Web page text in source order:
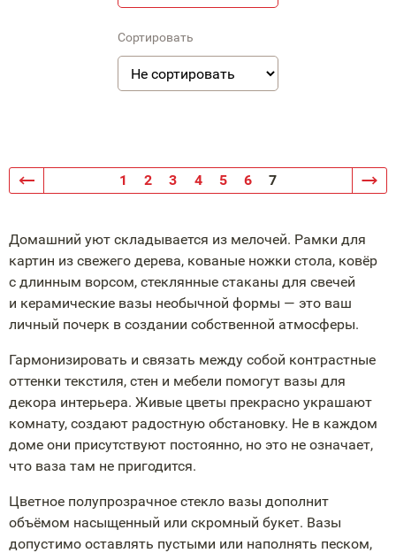
1 2 3 4 5 6 7
Домашний уют складывается из мелочей. Рамки для
картин из свежего дерева, кованые ножки стола, ковёр
с длинным ворсом, стеклянные стаканы для свечей
и керамические вазы необычной формы — это ваш
личный почерк в создании собственной атмосферы.
Гармонизировать и связать между собой контрастные
оттенки текстиля, стен и мебели помогут вазы для
декора интерьера. Живые цветы прекрасно украшают
комнату, создают радостную обстановку. Не в каждом
доме они присутствуют постоянно, но это не означает,
что ваза там не пригодится.
Цветное полупрозрачное стекло вазы дополнит
объёмом насыщенный или скромный букет. Вазы
допустимо оставлять пустыми или наполнять песком,
Сортировать